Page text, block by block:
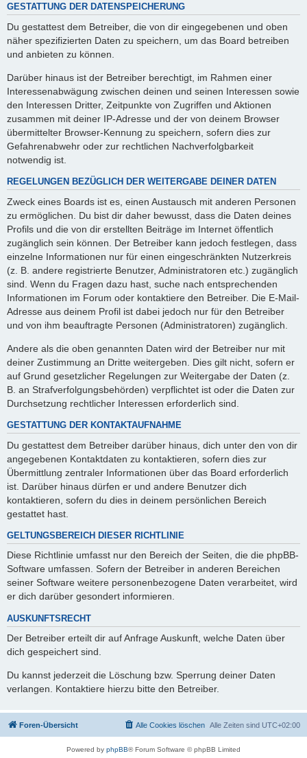
GESTATTUNG DER DATENSPEICHERUNG
Du gestattest dem Betreiber, die von dir eingegebenen und oben
näher spezifizierten Daten zu speichern, um das Board betreiben
und anbieten zu können.
Darüber hinaus ist der Betreiber berechtigt, im Rahmen einer
Interessenabwägung zwischen deinen und seinen Interessen sowie
den Interessen Dritter, Zeitpunkte von Zugriffen und Aktionen
zusammen mit deiner IP-Adresse und der von deinem Browser
übermittelter Browser-Kennung zu speichern, sofern dies zur
Gefahrenabwehr oder zur rechtlichen Nachverfolgbarkeit
notwendig ist.
REGELUNGEN BEZÜGLICH DER WEITERGABE DEINER DATEN
Zweck eines Boards ist es, einen Austausch mit anderen Personen
zu ermöglichen. Du bist dir daher bewusst, dass die Daten deines
Profils und die von dir erstellten Beiträge im Internet öffentlich
zugänglich sein können. Der Betreiber kann jedoch festlegen, dass
einzelne Informationen nur für einen eingeschränkten Nutzerkreis
(z. B. andere registrierte Benutzer, Administratoren etc.) zugänglich
sind. Wenn du Fragen dazu hast, suche nach entsprechenden
Informationen im Forum oder kontaktiere den Betreiber. Die E-Mail-
Adresse aus deinem Profil ist dabei jedoch nur für den Betreiber
und von ihm beauftragte Personen (Administratoren) zugänglich.
Andere als die oben genannten Daten wird der Betreiber nur mit
deiner Zustimmung an Dritte weitergeben. Dies gilt nicht, sofern er
auf Grund gesetzlicher Regelungen zur Weitergabe der Daten (z.
B. an Strafverfolgungsbehörden) verpflichtet ist oder die Daten zur
Durchsetzung rechtlicher Interessen erforderlich sind.
GESTATTUNG DER KONTAKTAUFNAHME
Du gestattest dem Betreiber darüber hinaus, dich unter den von dir
angegebenen Kontaktdaten zu kontaktieren, sofern dies zur
Übermittlung zentraler Informationen über das Board erforderlich
ist. Darüber hinaus dürfen er und andere Benutzer dich
kontaktieren, sofern du dies in deinem persönlichen Bereich
gestattet hast.
GELTUNGSBEREICH DIESER RICHTLINIE
Diese Richtlinie umfasst nur den Bereich der Seiten, die die phpBB-
Software umfassen. Sofern der Betreiber in anderen Bereichen
seiner Software weitere personenbezogene Daten verarbeitet, wird
er dich darüber gesondert informieren.
AUSKUNFTSRECHT
Der Betreiber erteilt dir auf Anfrage Auskunft, welche Daten über
dich gespeichert sind.
Du kannst jederzeit die Löschung bzw. Sperrung deiner Daten
verlangen. Kontaktiere hierzu bitte den Betreiber.
Foren-Übersicht Alle Zeiten sind UTC+02:00
Alle Cookies löschen
Powered by phpBB® Forum Software © phpBB Limited